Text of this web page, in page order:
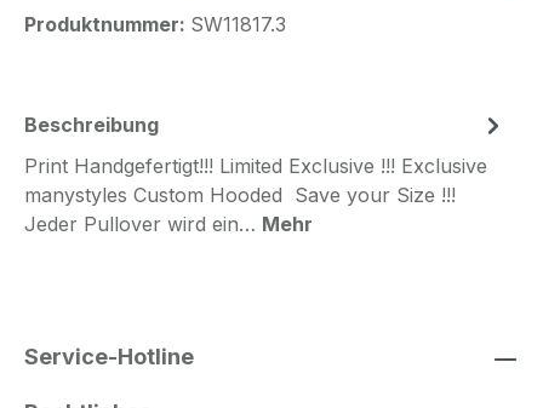
Produktnummer: SW11817.3
Beschreibung
Print Handgefertigt!!! Limited Exclusive !!! Exclusive
manystyles Custom Hooded Save your Size !!!
Jeder Pullover wird ein… Mehr
Service-Hotline